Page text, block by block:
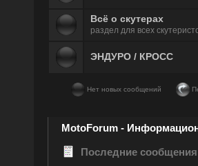
Всё о скутерах
раздел для всех
ЭНДУРО / КРОСС
Нет новых сообщений
MotoForum -
Последние сообщения